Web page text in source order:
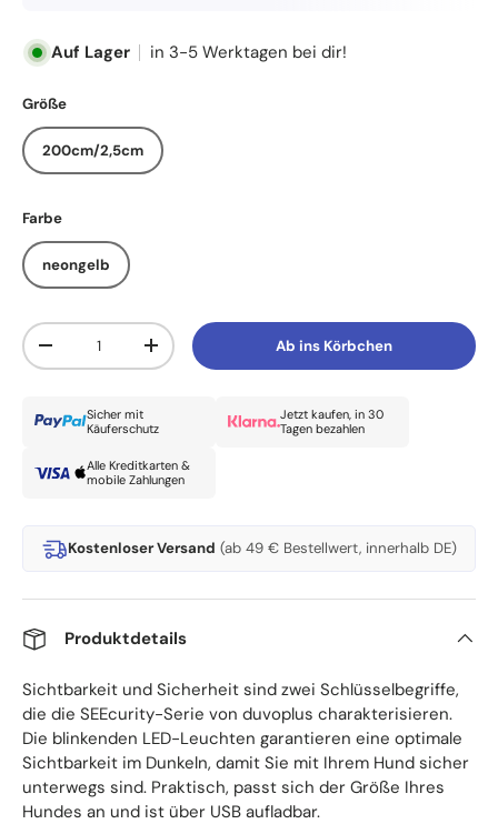
Auf Lager in 3-5 Werktagen bei dir!
Größe
200cm/2,5cm
Farbe
neongelb
Anzahl
Menge verringernMenge erhöhen Ab ins Körbchen
Sicher mit
Käuferschutz
Jetzt kaufen, in 30
Tagen bezahlen
Alle Kreditkarten &
mobile Zahlungen
Kostenloser Versand (ab 49 € Bestellwert, innerhalb DE)
Produktdetails
Sichtbarkeit und Sicherheit sind zwei Schlüsselbegriffe,
die die SEEcurity-Serie von duvoplus charakterisieren.
Die blinkenden LED-Leuchten garantieren eine optimale
Sichtbarkeit im Dunkeln, damit Sie mit Ihrem Hund sicher
unterwegs sind. Praktisch, passt sich der Größe Ihres
Hundes an und ist über USB aufladbar.